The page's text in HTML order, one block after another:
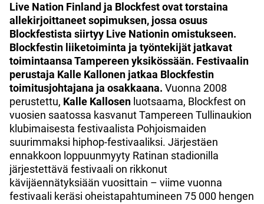
Live Nation Finland ja Blockfest ovat torstaina
allekirjoittaneet sopimuksen, jossa osuus
Blockfestista siirtyy Live Nationin omistukseen.
Blockfestin liiketoiminta ja työntekijät jatkavat
toimintaansa Tampereen yksikössään. Festivaalin
perustaja Kalle Kallonen jatkaa Blockfestin
toimitusjohtajana ja osakkaana. Vuonna 2008
perustettu, Kalle Kallosen luotsaama, Blockfest on
vuosien saatossa kasvanut Tampereen Tullinaukion
klubimaisesta festivaalista Pohjoismaiden
suurimmaksi hiphop-festivaaliksi. Järjestäen
ennakkoon loppuunmyyty Ratinan stadionilla
järjestettävä festivaali on rikkonut
kävijäennätyksiään vuosittain – viime vuonna
festivaali keräsi oheistapahtumineen 75 000 hengen